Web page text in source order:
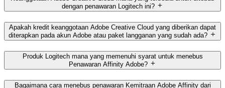
dengan penawaran Logitech ini?
Apakah kredit keanggotaan Adobe Creative Cloud yang diberikan dapat
diterapkan pada akun Adobe atau paket langganan yang sudah ada?
Produk Logitech mana yang memenuhi syarat untuk menebus
Penawaran Affinity Adobe?
Bagaimana cara menebus penawaran Kemitraan Adobe Affinity dari